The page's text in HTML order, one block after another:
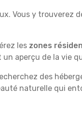
Vous y trouverez
les zones
aperçu de la vie
des
naturelle qui